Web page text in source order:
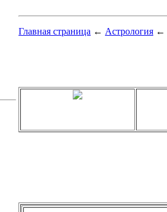
Главная страница ← Астрология ←